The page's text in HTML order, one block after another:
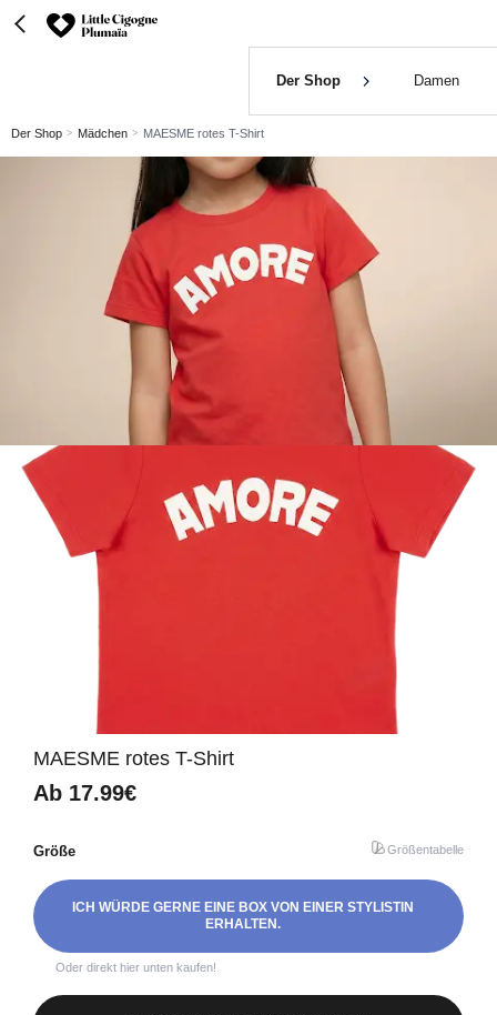
Der Shop Damen
Der Shop Mädchen MAESME rotes T-Shirt
MAESME rotes T-Shirt
Ab 17.99€
Größe Größentabelle
ICH WÜRDE GERNE EINE BOX VON EINER STYLISTIN
ERHALTEN.
Oder direkt hier unten kaufen!